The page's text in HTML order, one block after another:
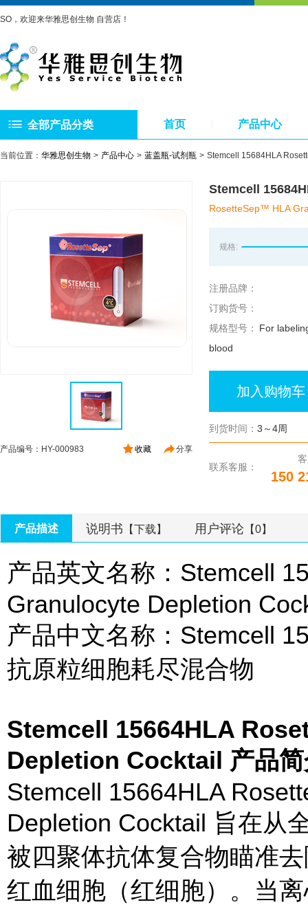
SO，欢迎来华雅思创生物 自营店！
全部产品分类 首页 产品中心
当前位置： 华雅思创生物 产品中心 蓝盖瓶-试剂瓶 Stemcell 15684HLA
分享
收藏
产品编号：HY-000983
Stemcell
RosetteSep™ HLA
规格:
注册品牌：
订购货号：
规格型号：
For
blood
加入购物车
到货时间： 3～4周
联系客服：
150
产品描述 说明书 【下载】 用户评论 【0】
产品英文名称：Stemcell
Granulocyte Depletion
产品中文名称：Stemcell
抗原粒细胞耗尽混合物
Stemcell 15664HLA
Depletion Cocktail 产品
Stemcell 15664HLA
Depletion Cocktail 旨在从
被四聚体抗体复合物瞄准
红血细胞（红细胞）。当